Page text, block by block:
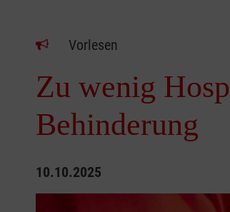
Vorlesen
Zu wenig
Behinderung
10.10.2025